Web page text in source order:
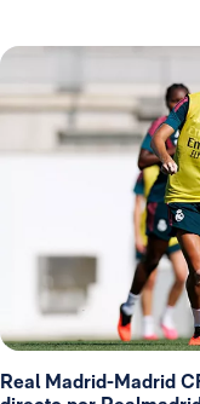
Real Madrid-Madrid